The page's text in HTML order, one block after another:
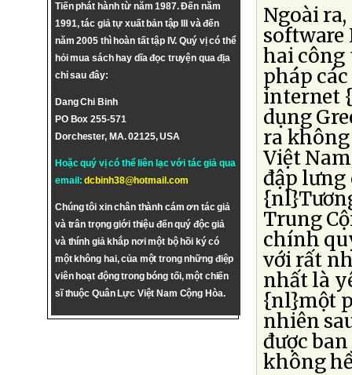
Tiến phát hành từ năm 1987. Đến năm
1991, tác giả tự xuất bản tập III và đến
năm 2005 thì hoàn tất tập IV. Quý vị có thể
hỏi mua sách hay dĩa đọc truyện qua địa
chỉ sau đây:
Dang Chi Binh
PO Box 255-571
Dorchester, MA. 02125, USA
Hoặc quý vị có thể liên lạc với tác giả qua
email:dcbinh38@hotmail.com
Chúng tôi xin chân thành cám ơn tác giả
và trân trọng giới thiệu đến quý độc giả
và thính giả khắp nơi một bộ hồi ký có
một không hai, của một trong những điệp
viên hoạt động trong bóng tối, một chiến
sĩ thuộc Quân Lực Việt Nam Cộng Hòa.
Ngoài
software
hai công
pháp
internet
dụng
ra không
Việt
đập lưng
Trung
chính
với rất
nhất là
{nl}một
nhiên
được
không